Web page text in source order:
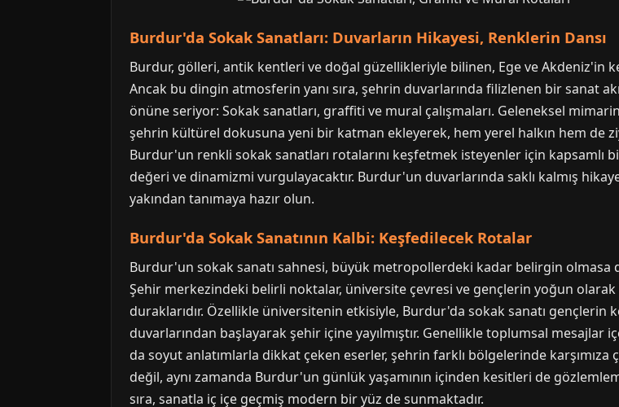
Burdur'da Sokak Sanatları: Duvarların Hikayesi, Renklerin Dansı
Burdur, gölleri, antik kentleri ve doğal güzellikleriyle bilinen, Ege ve Akdeniz'in
Ancak bu dingin atmosferin yanı sıra, şehrin duvarlarında filizlenen bir sanat
önüne seriyor: Sokak sanatları, graffiti ve mural çalışmaları. Geleneksel
şehrin kültürel dokusuna yeni bir katman ekleyerek, hem yerel halkın hem de
Burdur'un renkli sokak sanatları rotalarını keşfetmek isteyenler için kapsamlı
değeri ve dinamizmi vurgulayacaktır. Burdur'un duvarlarında saklı kalmış
yakından tanımaya hazır olun.
Burdur'da Sokak Sanatının Kalbi: Keşfedilecek Rotalar
Burdur'un sokak sanatı sahnesi, büyük metropollerdeki kadar belirgin
Şehir merkezindeki belirli noktalar, üniversite çevresi ve gençlerin yoğun
duraklarıdır. Özellikle üniversitenin etkisiyle, Burdur'da sokak sanatı gençlerin
duvarlarından başlayarak şehir içine yayılmıştır. Genellikle toplumsal
da soyut anlatımlarla dikkat çeken eserler, şehrin farklı bölgelerinde karşımıza
değil, aynı zamanda Burdur'un günlük yaşamının içinden kesitleri de
sıra, sanatla iç içe geçmiş modern bir yüz de sunmaktadır.